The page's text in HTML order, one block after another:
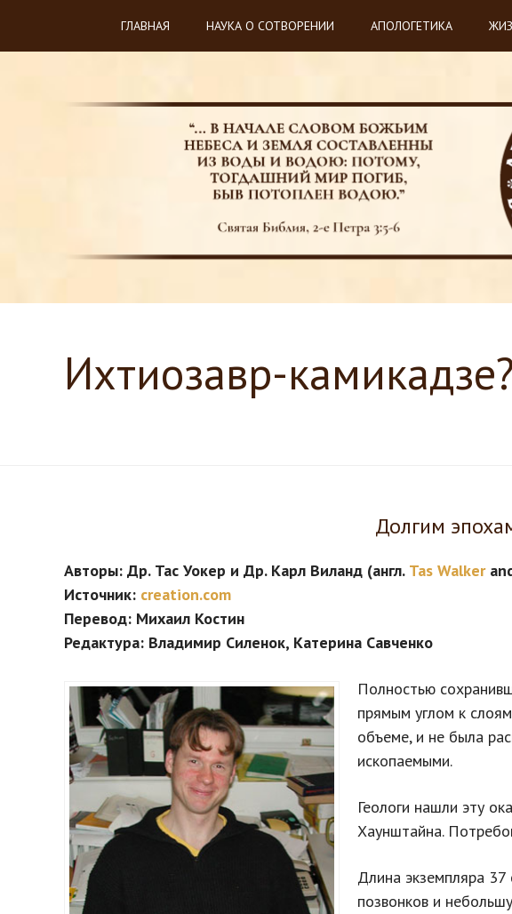
ГЛАВНАЯ НАУКА О СОТВОРЕНИИ АПОЛОГЕТИКА
Ихтиозавр-
Долгим
Авторы: Др. Тас Уокер и Др. Карл Виланд (англ. Tas Walker
Источник: creation.com
Перевод: Михаил Костин
Редактура: Владимир Силенок, Катерина Савченко
Полностью
прямым углом к
объеме, и не была
ископаемыми.
Геологи нашли эту
Хаунштайна.
Длина экземпляра
позвонков и